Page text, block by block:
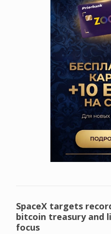
SpaceX targets
bitcoin treasury and
focus